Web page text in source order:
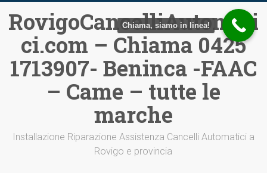
contenuto
RovigoCancelliAutomati
ci.com – Chiama 0425
1713907- Beninca -FAAC
– Came – tutte le
marche
Installazione Riparazione Assistenza Cancelli Automatici a
Rovigo e provincia
Chiama, siamo in linea!